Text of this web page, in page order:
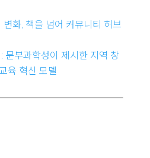
화, 책을 넘어 커뮤니티 허브
문부과학성이 제시한 지역 창
육 혁신 모델